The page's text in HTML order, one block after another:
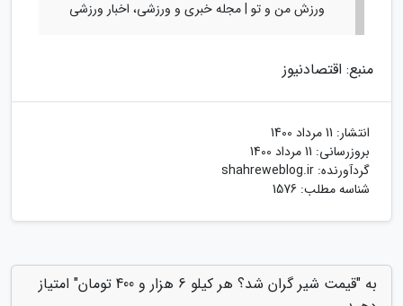
ورزش من و تو | مجله خبری و ورزشی، اخبار ورزشی
منبع: اقتصادنیوز
انتشار: 11 مرداد 1400
بروزرسانی: 11 مرداد 1400
گردآورنده: shahreweblog.ir
شناسه مطلب: 1576
به "قیمت شیر گران شد؟ هر کیلو 6 هزار و 400 تومان" امتیاز